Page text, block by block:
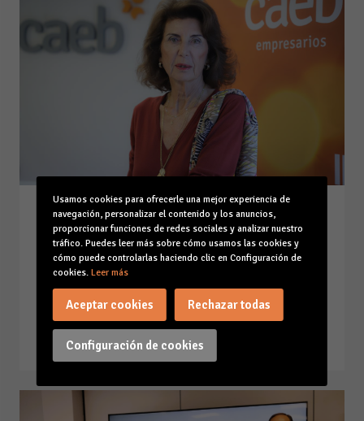
Baleares afronta una nueva
temporada alta liderando la
reducción del paro en abril
(-9%), el doble que la media
nacional (-4,4%)
06-05-24
Leer la noticia
Usamos cookies para ofrecerle una mejor experiencia de
navegación, personalizar el contenido y los anuncios,
proporcionar funciones de redes sociales y analizar nuestro
tráfico. Puedes leer más sobre cómo usamos las cookies y
cómo puede controlarlas haciendo clic en Configuración de
cookies. Leer más
Configuración de cookies
Aceptar cookies Rechazar todas